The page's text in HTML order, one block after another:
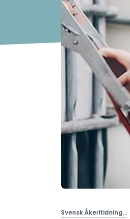
Svensk Åkeritidning...